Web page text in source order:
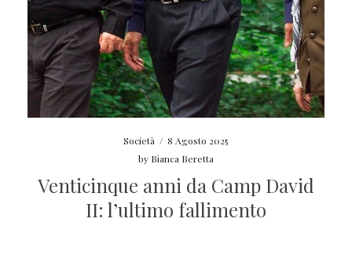
Società / 8 Agosto 2025
by Bianca Beretta
Venticinque anni da Camp David
II: l’ultimo fallimento